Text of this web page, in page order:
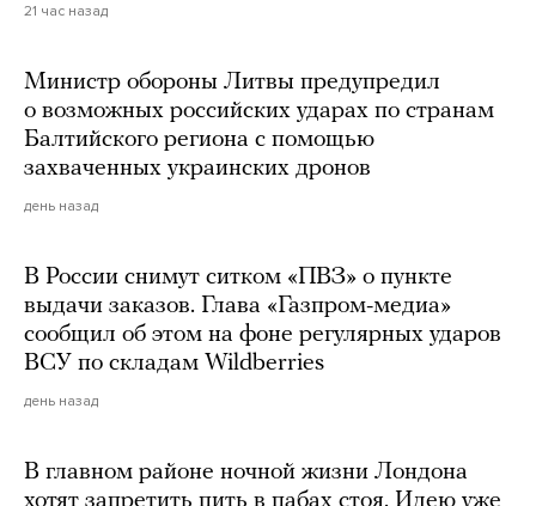
21 час назад
Министр обороны Литвы предупредил
о возможных российских ударах по странам
Балтийского региона с помощью
захваченных украинских дронов
день назад
В России снимут ситком «ПВЗ» о пункте
выдачи заказов. Глава «Газпром-медиа»
сообщил об этом на фоне регулярных ударов
ВСУ по складам Wildberries
день назад
В главном районе ночной жизни Лондона
хотят запретить пить в пабах стоя. Идею уже